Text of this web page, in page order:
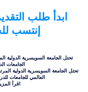
ابدأ طلب
إنتسب
تحتل الجامعة السويسرية الدولية
الجامعات
العالمي للجامعات
اقرأ